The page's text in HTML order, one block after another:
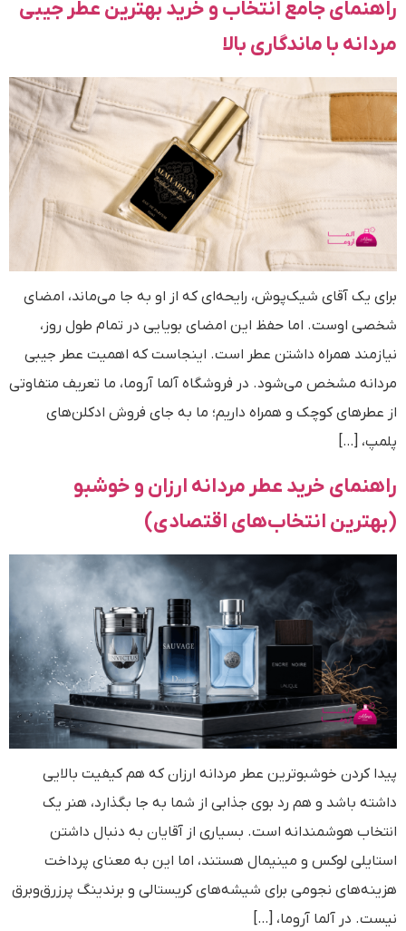
راهنمای جامع انتخاب و خرید بهترین عطر جیبی
مردانه با ماندگاری بالا
برای یک آقای شیک‌پوش، رایحه‌ای که از او به جا می‌ماند، امضای
شخصی اوست. اما حفظ این امضای بویایی در تمام طول روز،
نیازمند همراه داشتن عطر است. اینجاست که اهمیت عطر جیبی
مردانه مشخص می‌شود. در فروشگاه آلما آروما، ما تعریف متفاوتی
از عطرهای کوچک و همراه داریم؛ ما به جای فروش ادکلن‌های
پلمپ، […]
راهنمای خرید عطر مردانه ارزان و خوشبو
(بهترین انتخاب‌های اقتصادی)
پیدا کردن خوشبوترین عطر مردانه ارزان که هم کیفیت بالایی
داشته باشد و هم رد بوی جذابی از شما به جا بگذارد، هنر یک
انتخاب هوشمندانه است. بسیاری از آقایان به دنبال داشتن
استایلی لوکس و مینیمال هستند، اما این به معنای پرداخت
هزینه‌های نجومی برای شیشه‌های کریستالی و برندینگ پرزرق‌وبرق
نیست. در آلما آروما، […]